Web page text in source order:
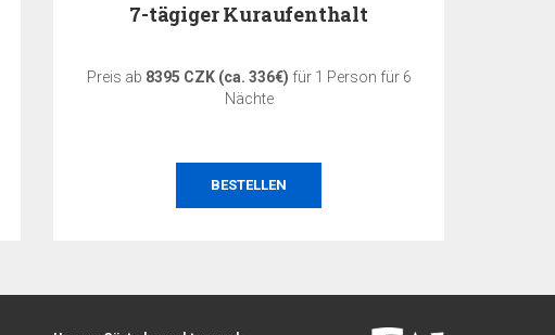
7-tägiger Kuraufenthalt
Preis ab 8395 CZK (ca. 336€) für 1 Person für 6
Nächte
BESTELLEN